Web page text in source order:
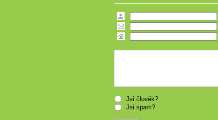
Jsi člověk?
Jsi spam?